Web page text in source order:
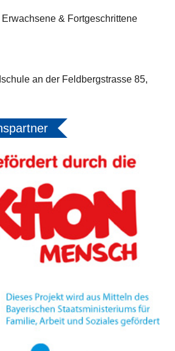
& Fortgeschrittene
an der Feldbergstrasse 85,